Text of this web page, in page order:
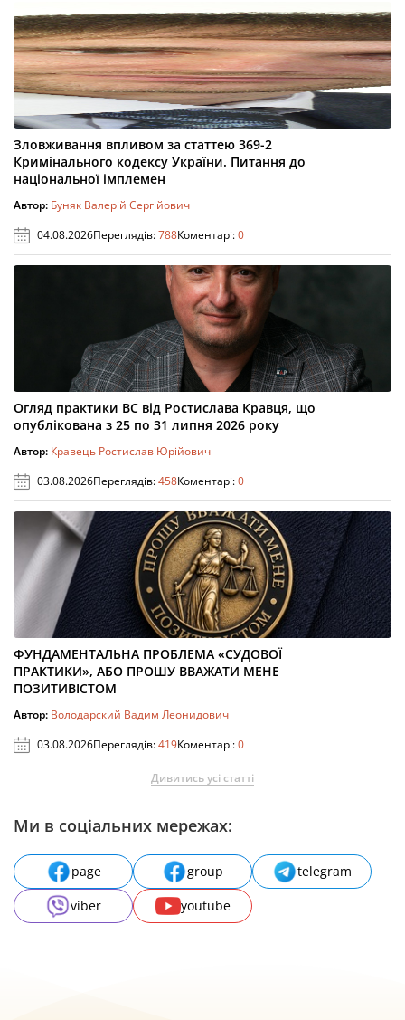
Зловживання впливом за статтею 369-2
Кримінального кодексу України. Питання до
національної імплемен
Автор: Буняк Валерій Сергійович
04.08.2026Переглядів:788Коментарі:0
Огляд практики ВС від Ростислава Кравця, що
опублікована з 25 по 31 липня 2026 року
Автор: Кравець Ростислав Юрійович
03.08.2026Переглядів:458Коментарі:0
ФУНДАМЕНТАЛЬНА ПРОБЛЕМА «СУДОВОЇ
ПРАКТИКИ», АБО ПРОШУ ВВАЖАТИ МЕНЕ
ПОЗИТИВІСТОМ
Автор: Володарский Вадим Леонидович
03.08.2026Переглядів:419Коментарі:0
Дивитись усі статті
Ми в соціальних мережах:
page group
telegram
viber
youtube